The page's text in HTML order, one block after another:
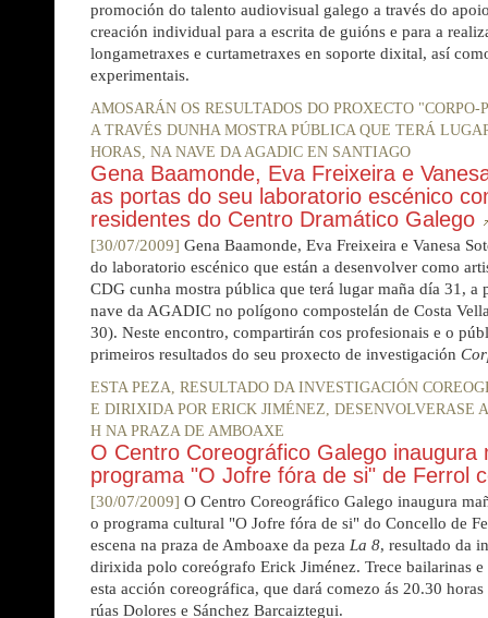
promoción do talento audiovisual galego a través do
creación individual para a escrita de guións e para a
longametraxes e curtametraxes en soporte dixital, así
experimentais.
AMOSARÁN OS RESULTADOS DO PROXECTO
A TRAVÉS DUNHA MOSTRA PÚBLICA QUE TERÁ
HORAS, NA NAVE DA AGADIC EN SANTIAGO
Gena Baamonde, Eva Freixeira e
as portas do seu laboratorio escénico
residentes do Centro Dramático Galego
[30/07/2009] Gena Baamonde, Eva Freixeira e Vanesa
do laboratorio escénico que están a desenvolver como
CDG cunha mostra pública que terá lugar maña día 31, a
nave da AGADIC no polígono compostelán de Costa
30). Neste encontro, compartirán cos profesionais e o
primeiros resultados do seu proxecto de investigación
ESTA PEZA, RESULTADO DA INVESTIGACIÓN
E DIRIXIDA POR ERICK JIMÉNEZ, DESENVOLVERASE
H NA PRAZA DE AMBOAXE
O Centro Coreográfico Galego inaugura
programa "O Jofre fóra de si" de Ferrol
[30/07/2009] O Centro Coreográfico Galego inaugura
o programa cultural "O Jofre fóra de si" do Concello de
escena na praza de Amboaxe da peza La 8, resultado da
dirixida polo coreógrafo Erick Jiménez. Trece bailarinas
esta acción coreográfica, que dará comezo ás 20.30
rúas Dolores e Sánchez Barcaiztegui.